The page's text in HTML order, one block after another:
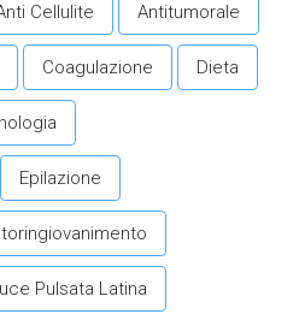
Cellulite Antitumorale
Coagulazione Dieta
Epilazione
Pulsata Latina